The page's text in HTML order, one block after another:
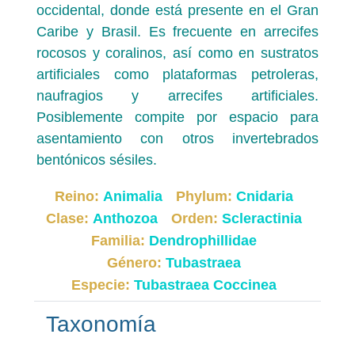
occidental, donde está presente en el Gran
Caribe y Brasil. Es frecuente en arrecifes
rocosos y coralinos, así como en sustratos
artificiales como plataformas petroleras,
naufragios y arrecifes artificiales.
Posiblemente compite por espacio para
asentamiento con otros invertebrados
bentónicos sésiles.
Reino: Animalia Phylum: Cnidaria
Clase: Anthozoa Orden: Scleractinia
Familia: Dendrophillidae
Género: Tubastraea
Especie: Tubastraea Coccinea
Taxonomía